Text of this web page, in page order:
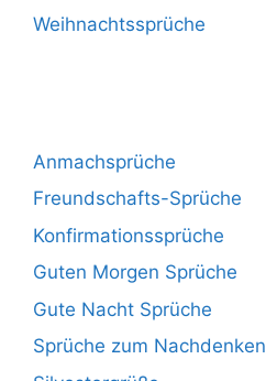
Weihnachtssprüche
Anmachsprüche
Freundschafts-Sprüche
Konfirmationssprüche
Guten Morgen Sprüche
Gute Nacht Sprüche
Sprüche zum Nachdenken